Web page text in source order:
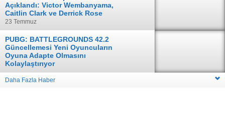
Açıklandı: Victor Wembanyama,
Caitlin Clark ve Derrick Rose
23 Temmuz
PUBG: BATTLEGROUNDS 42.2
Güncellemesi Yeni Oyuncuların
Oyuna Adapte Olmasını
Kolaylaştırıyor
16 Temmuz
Daha Fazla Haber